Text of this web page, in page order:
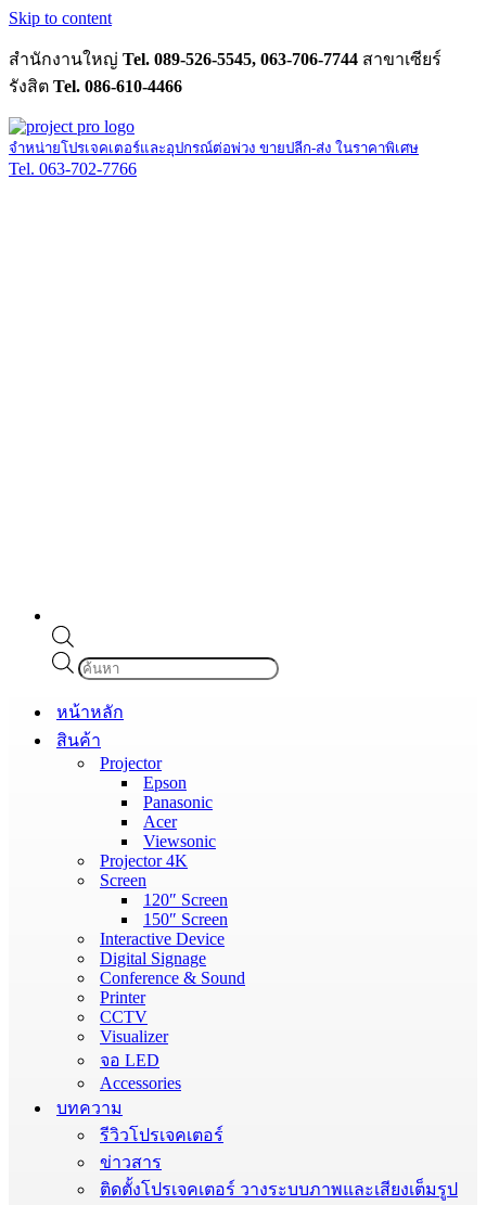
Skip to content
สำนักงานใหญ่ Tel. 089-526-5545, 063-706-7744 สาขาเซียร์
รังสิต Tel. 086-610-4466
จำหน่ายโปรเจคเตอร์และอุปกรณ์ต่อพ่วง ขายปลีก-ส่ง ในราคาพิเศษ
Tel. 063-702-7766
Products
search
หน้าหลัก
สินค้า
Projector
Epson
Panasonic
Acer
Viewsonic
Projector 4K
Screen
120″ Screen
150″ Screen
Interactive Device
Digital Signage
Conference & Sound
Printer
CCTV
Visualizer
จอ LED
Accessories
บทความ
รีวิวโปรเจคเตอร์
ข่าวสาร
ติดตั้งโปรเจคเตอร์ วางระบบภาพและเสียงเต็มรูป